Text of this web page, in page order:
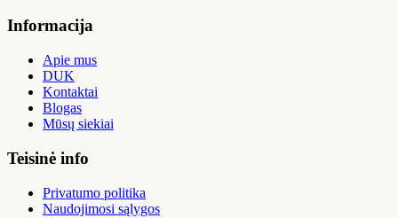
Informacija
Apie mus
DUK
Kontaktai
Blogas
Mūsų siekiai
Teisinė info
Privatumo politika
Naudojimosi sąlygos